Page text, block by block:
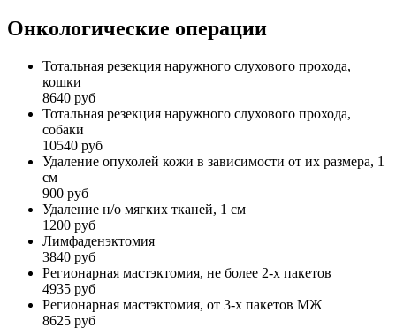
Онкологические операции
Тотальная резекция наружного слухового прохода,
кошки
8640 руб
Тотальная резекция наружного слухового прохода,
собаки
10540 руб
Удаление опухолей кожи в зависимости от их размера, 1
см
900 руб
Удаление н/о мягких тканей, 1 см
1200 руб
Лимфаденэктомия
3840 руб
Регионарная мастэктомия, не более 2-х пакетов
4935 руб
Регионарная мастэктомия, от 3-х пакетов МЖ
8625 руб